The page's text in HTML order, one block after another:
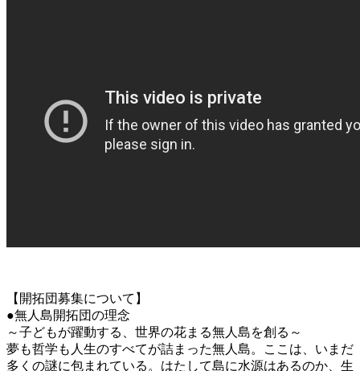
【開拓団募集について】
●無人島開拓団の理念
～子どもが躍動する、世界の花まる無人島を創る～
夢も哲学も人生のすべてが詰まった無人島。ここは、いまだ
多くの謎に包まれている。はたして島に水源はあるのか、生